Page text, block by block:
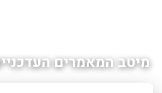
מיטב המאמרים